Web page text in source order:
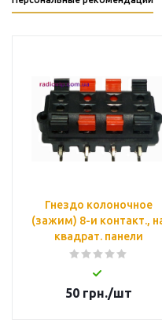
Гнездо колоночное
(зажим) 8-и контакт.,
квадрат. панели
50грн./шт